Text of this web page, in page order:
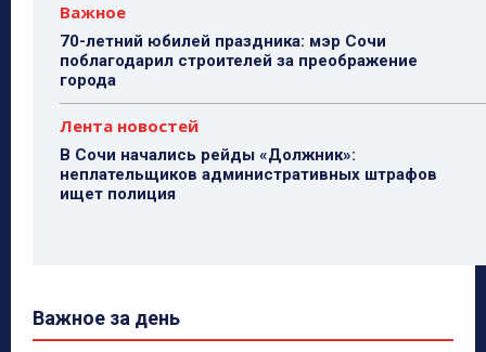
Важное
70-летний юбилей праздника: мэр Сочи
поблагодарил строителей за преображение
города
Лента новостей
В Сочи начались рейды «Должник»:
неплательщиков административных штрафов
ищет полиция
Важное за день